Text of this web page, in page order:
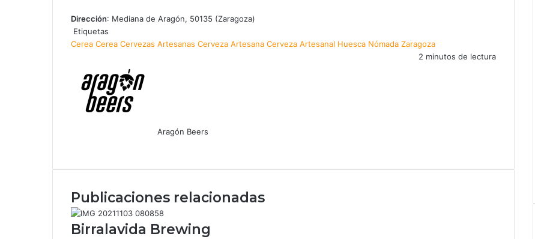
Dirección: Mediana de Aragón, 50135 (Zaragoza)
Etiquetas
Cerea Cerea Cervezas Artesanas Cerveza Artesana Cerveza Artesanal Huesca Nómada Zaragoza
Aragón Beers
2 minutos de lectura
correo
Publicaciones relacionadas
Birralavida Brewing